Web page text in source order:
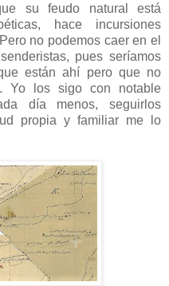
su feudo natural está
hace incursiones
no podemos caer en el
pues seríamos
están ahí pero que no
Yo los sigo con notable
día menos, seguirlos
propia y familiar me lo